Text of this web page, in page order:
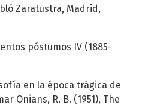
Zaratustra, Madrid,
póstumos IV (1885-
en la época trágica de
Onians, R. B. (1951), The